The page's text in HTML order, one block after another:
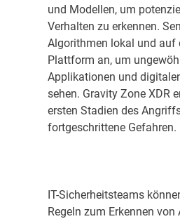
und Modellen, um
Verhalten zu erkennen.
Algorithmen lokal und auf
Plattform an, um
Applikationen und
sehen. Gravity Zone XDR
ersten Stadien des
fortgeschrittene Gefahren.
IT-Sicherheitsteams
Regeln zum Erkennen